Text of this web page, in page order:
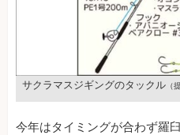
サクラマスジギングのタックル （
今年はタイミングが合わず羅